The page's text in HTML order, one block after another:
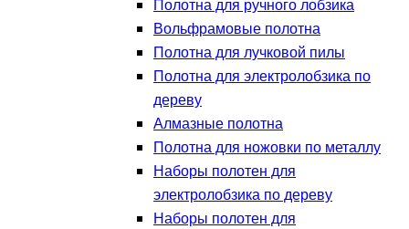
Полотна для ручного лобзика
Вольфрамовые полотна
Полотна для лучковой пилы
Полотна для электролобзика по
дереву
Алмазные полотна
Полотна для ножовки по металлу
Наборы полотен для
электролобзика по дереву
Наборы полотен для